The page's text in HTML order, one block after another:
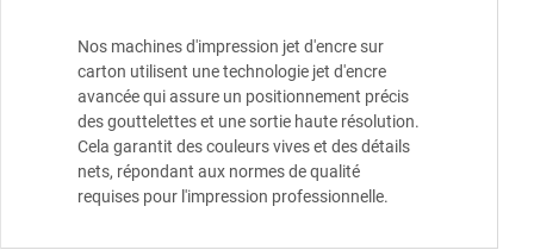
Nos machines d'impression jet d'encre sur
carton utilisent une technologie jet d'encre
avancée qui assure un positionnement précis
des gouttelettes et une sortie haute résolution.
Cela garantit des couleurs vives et des détails
nets, répondant aux normes de qualité
requises pour l'impression professionnelle.